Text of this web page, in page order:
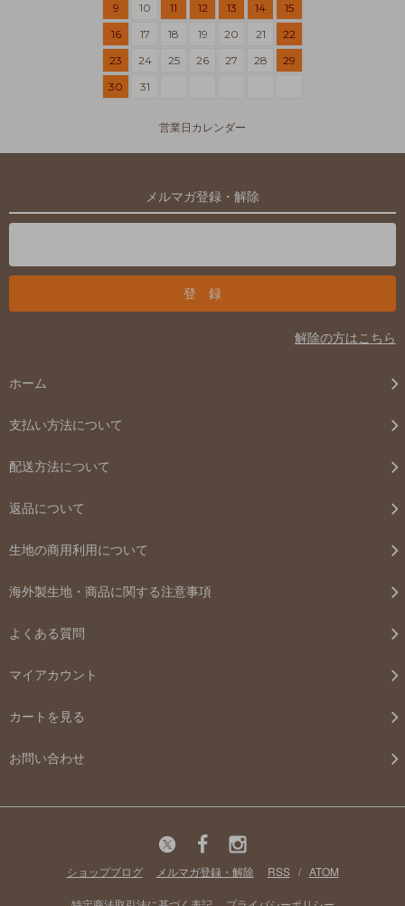
9
10 11 12 13 14
15
16
17 18 19 20 21
22
23
24 25 26 27 28
29
30
31
営業日カレンダー
メルマガ登録・解除
解除の方はこちら
ホーム
支払い方法について
配送方法について
返品について
生地の商用利用について
海外製生地・商品に関する注意事項
よくある質問
マイアカウント
カートを見る
お問い合わせ
ショップブログ メルマガ登録・解除 RSS / ATOM